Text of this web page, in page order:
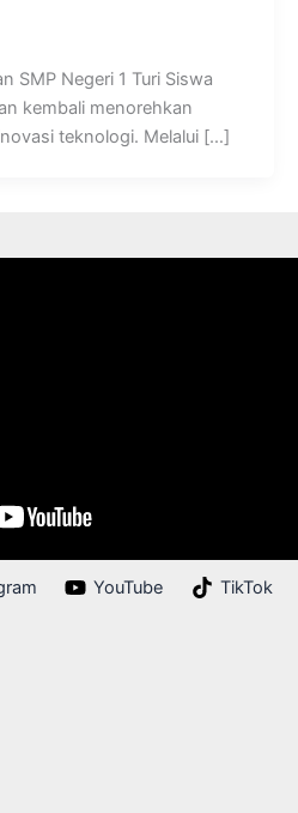
SMP Negeri 1 Turi Siswa
kembali menorehkan
teknologi. Melalui […]
YouTube
TikTok